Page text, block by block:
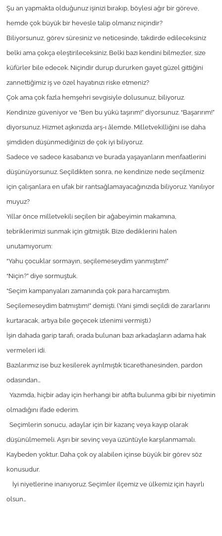
Şu an yapmakta olduğunuz işinizi bırakıp, böylesi ağır bir göreve,
hemde çok büyük bir hevesle talip olmanız niçindir?
Biliyorsunuz, görev süresiniz ve neticesinde, takdirde edileceksiniz
belki ama çokça eleştirileceksiniz. Belki bazı kendini bilmezler, size
küfürler bile edecek. Niçindir durup dururken gayet güzel gittiğini
zannettiğimiz iş ve özel hayatınızı riske etmeniz?
Çok ama çok fazla hemşehri sevgisiyle dolusunuz, biliyoruz.
Kendinize güveniyor ve “Ben bu yükü taşırım!” diyorsunuz. “Başarırım!”
diyorsunuz. Hizmet aşkınızda arş-ı âlemde. Milletvekilliğini ise daha
şimdiden düşünmediğinizi de çok iyi biliyoruz.
Sadece ve sadece kasabanızı ve burada yaşayanların menfaatlerini
düşünüyorsunuz. Seçildikten sonra, ne kendinize nede seçilmeniz
için çalışanlara en ufak bir rantsağlamayacağınızıda biliyoruz. Yanılıyor
muyuz?
Yıllar önce milletvekili seçilen bir ağabeyimin makamına,
tebriklerimizi sunmak için gitmiştik. Bize dediklerini halen
unutamıyorum:
“Yahu çocuklar sormayın, seçilemeseydim yanmıştım!”
“Niçin?” diye sormuştuk.
“Seçim kampanyaları zamanında çok para harcamıştım.
Seçilemeseydim batmıştım!” demişti. (Yani şimdi seçildi de zararlarını
kurtaracak, artıya bile geçecek izlenimi vermişti.)
İşin dahada garip tarafı, orada bulunan bazı arkadaşların adama hak
vermeleri idi.
Bazılarımız ise buz kesilerek ayrılmıştık ticarethanesinden, pardon
odasından…
Yazımda, hiçbir aday için herhangi bir atıfta bulunma gibi bir niyetimin
olmadığını ifade ederim.
Seçimlerin sonucu, adaylar için bir kazanç veya kayıp olarak
düşünülmemeli. Aşırı bir sevinç veya üzüntüyle karşılanmamalı.
Kaybeden yoktur. Daha çok oy alabilen içinse büyük bir görev söz
konusudur.
İyi niyetlerine inanıyoruz. Seçimler ilçemiz ve ülkemiz için hayırlı
olsun…
Gündem-Eğitim